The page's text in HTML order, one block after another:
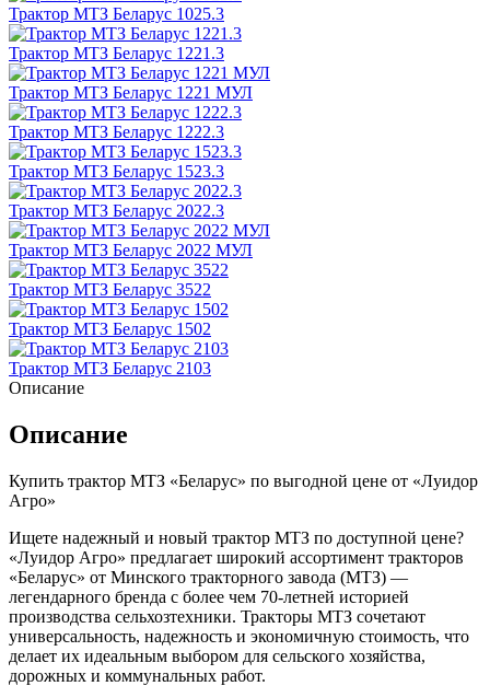
Трактор МТЗ Беларус 1025.3
Трактор МТЗ Беларус 1221.3
Трактор МТЗ Беларус 1221 МУЛ
Трактор МТЗ Беларус 1222.3
Трактор МТЗ Беларус 1523.3
Трактор МТЗ Беларус 2022.3
Трактор МТЗ Беларус 2022 МУЛ
Трактор МТЗ Беларус 3522
Трактор МТЗ Беларус 1502
Трактор МТЗ Беларус 2103
Описание
Описание
Купить трактор МТЗ «Беларус» по выгодной цене от «Луидор
Агро»
Ищете надежный и новый трактор МТЗ по доступной цене?
«Луидор Агро» предлагает широкий ассортимент тракторов
«Беларус» от Минского тракторного завода (МТЗ) —
легендарного бренда с более чем 70-летней историей
производства сельхозтехники. Тракторы МТЗ сочетают
универсальность, надежность и экономичную стоимость, что
делает их идеальным выбором для сельского хозяйства,
дорожных и коммунальных работ.